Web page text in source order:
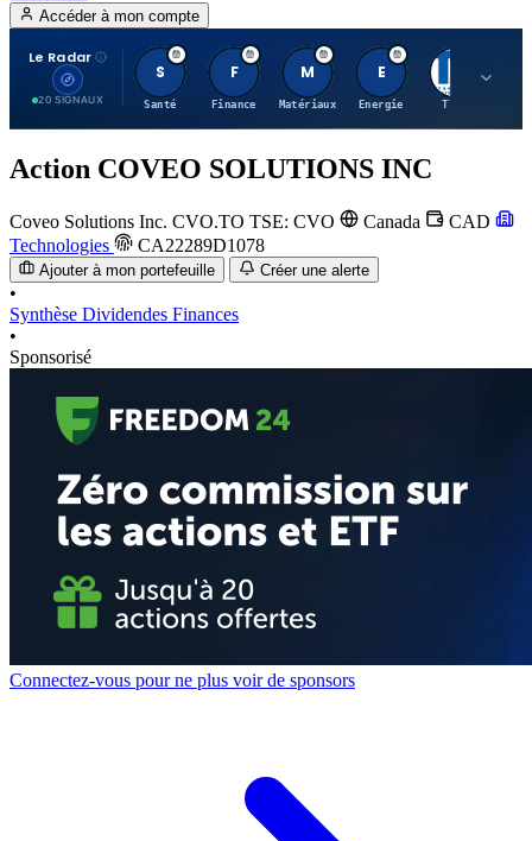
Accéder à mon compte
Le Radar
20 SIGNAUX
S
Santé
F
Finance
M
Matériaux
E
Energie TTWO
Action COVEO SOLUTIONS INC
Coveo Solutions Inc. CVO.TO TSE: CVO Canada
CAD
Technologies
CA22289D1078
Ajouter à mon portefeuille Créer une alerte
•
Synthèse Dividendes Finances
•
Sponsorisé
Connectez-vous pour ne plus voir de sponsors